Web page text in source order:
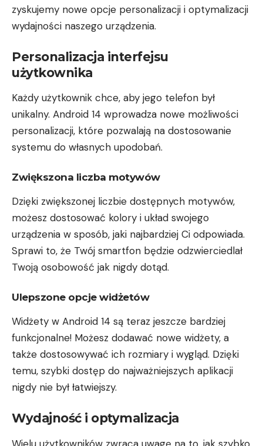
zyskujemy nowe opcje personalizacji i optymalizacji
wydajności naszego urządzenia.
Personalizacja interfejsu
użytkownika
Każdy użytkownik chce, aby jego telefon był
unikalny. Android 14 wprowadza nowe możliwości
personalizacji, które pozwalają na dostosowanie
systemu do własnych upodobań.
Zwiększona liczba motywów
Dzięki zwiększonej liczbie dostępnych motywów,
możesz dostosować kolory i układ swojego
urządzenia w sposób, jaki najbardziej Ci odpowiada.
Sprawi to, że Twój smartfon będzie odzwierciedlał
Twoją osobowość jak nigdy dotąd.
Ulepszone opcje widżetów
Widżety w Android 14 są teraz jeszcze bardziej
funkcjonalne! Możesz dodawać nowe widżety, a
także dostosowywać ich rozmiary i wygląd. Dzięki
temu, szybki dostęp do najważniejszych aplikacji
nigdy nie był łatwiejszy.
Wydajność i optymalizacja